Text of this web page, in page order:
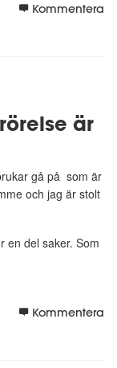
Kommentera
är
gå på som är
och jag är stolt
en del saker. Som
Kommentera